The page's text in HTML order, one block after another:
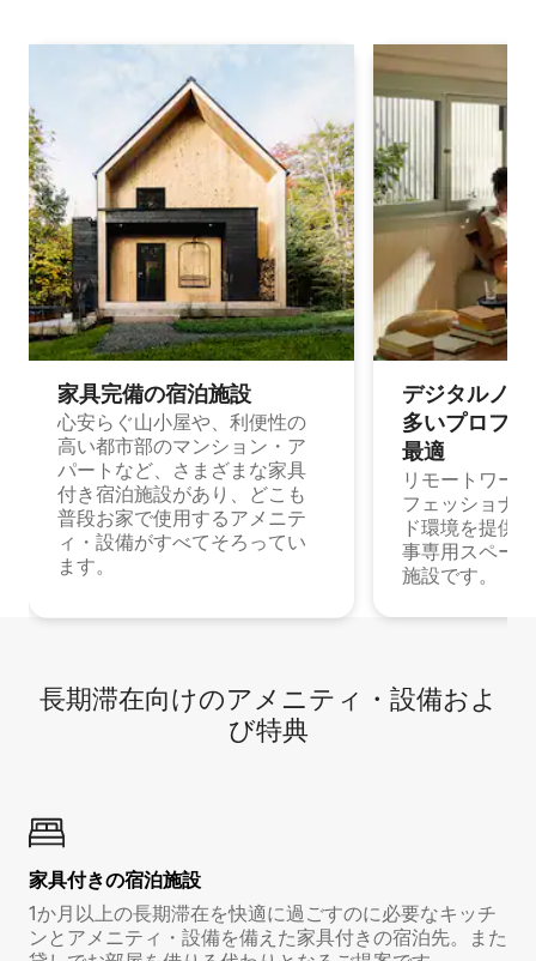
家具完備の宿⁠泊⁠施⁠設
心安らぐ山小屋や、利便性の
高い都市部のマンション・ア
パートなど、さまざまな家具
付き宿泊施設があり、どこも
普段お家で使用するアメニテ
ィ・設備がすべてそろってい
ます。
デジタルノ
多⁠いプ⁠ロ⁠フ⁠
最⁠適
リモートワー
フェッショナ
ド環境を提供
事専用スペー
施設です。
長期滞在向け⁠のア⁠メ⁠ニ⁠テ⁠ィ⁠・設⁠備⁠およ
び特⁠典
家具付き⁠の宿⁠泊⁠施⁠設
1か月以上の長期滞在を快適に過ごすのに必要なキッチ
ンとアメニティ・設備を備えた家具付きの宿泊先。また